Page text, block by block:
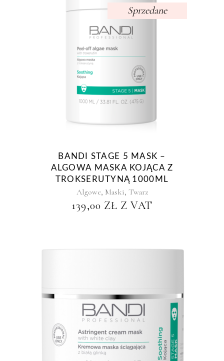
Sprzedane
BANDI STAGE 5 MASK –
ALGOWA MASKA KOJĄCA Z
TROKSERUTYNĄ 1000ML
Algowe, Maski, Twarz
139,00 ZŁ Z VAT